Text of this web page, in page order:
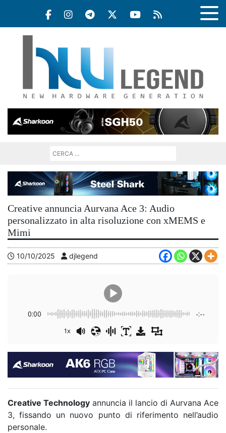
Creative annuncia Aurvana Ace 3: Audio
personalizzato in alta risoluzione con xMEMS e
Mimi
10/10/2025 djlegend
0:00 -:--
1x
Creative Technology annuncia il lancio di Aurvana Ace
3, fissando un nuovo punto di riferimento nell’audio
personale.